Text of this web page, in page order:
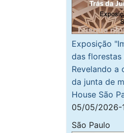
Exposição
das florestas
Revelando a
da junta de
House São
05/05/2026-
São Paulo